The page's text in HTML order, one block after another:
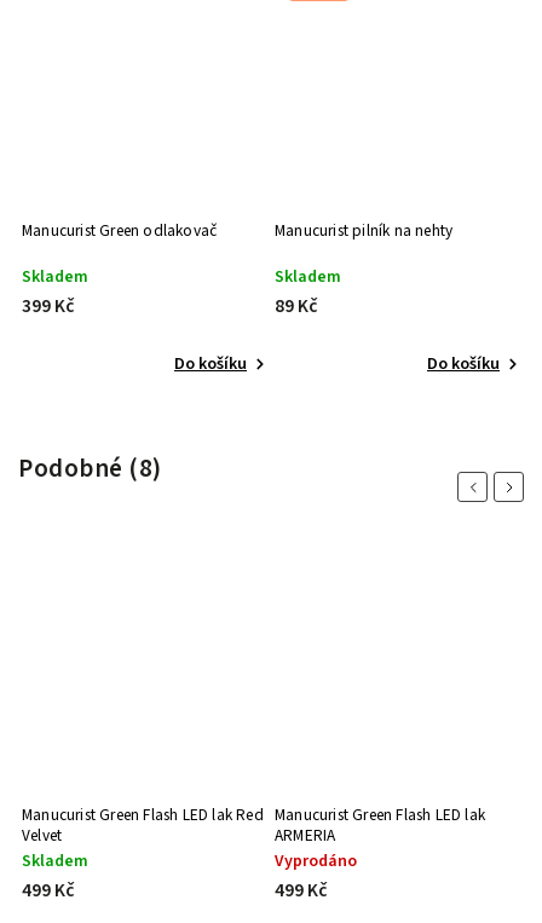
Manucurist Green odlakovač
Skladem
399 Kč
Do košíku
Manucurist pilník na nehty
Skladem
89 Kč
Do košíku
Podobné (8)
Previous
Manucurist Green Flash LED lak Red
Velvet
Skladem
499 Kč
Manucurist Green Flash LED lak
ARMERIA
Vyprodáno
499 Kč
Next